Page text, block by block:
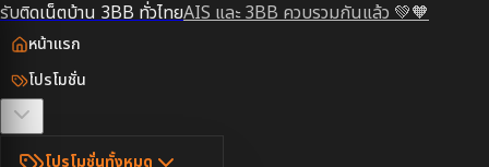
รับติดเน็ตบ้าน 3BB ทั่วไทยAIS และ 3BB ควบรวมกันแล้ว 💚🧡
หน้าแรก
โปรโมชั่น
โปรโมชั่นทั้งหมด
ตรวจสอบพื้นที่